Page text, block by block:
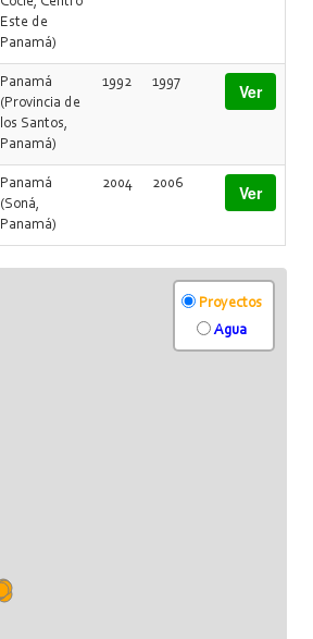
Este de
Panamá)
Panamá
(Provincia de
los Santos,
Panamá)
1992 1997 Ver
Panamá
(Soná,
Panamá)
2004 2006 Ver
Proyectos
Agua